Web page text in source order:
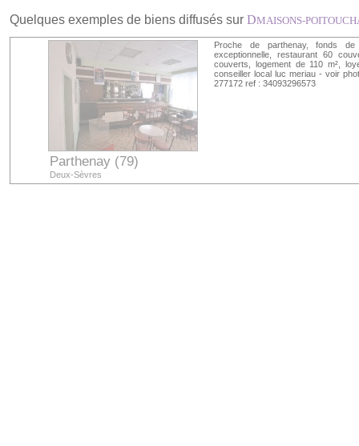
Quelques exemples de biens diffusés sur DMAISONS-
Parthenay (79)
Deux-Sèvres
Proche de parthenay, fonds
exceptionnelle, restaurant 60
couverts, logement de 110 m²,
conseiller local luc meriau - voir
277172 ref : 34093296573